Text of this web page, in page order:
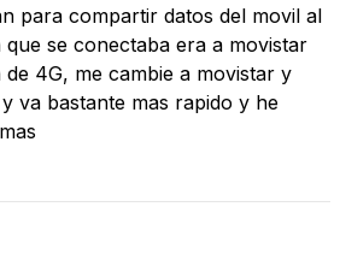
para compartir datos del movil al
se conectaba era a movistar
4G, me cambie a movistar y
va bastante mas rapido y he